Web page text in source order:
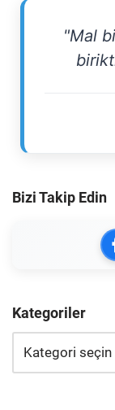
"Mal
Bizi Takip Edin
Kategoriler